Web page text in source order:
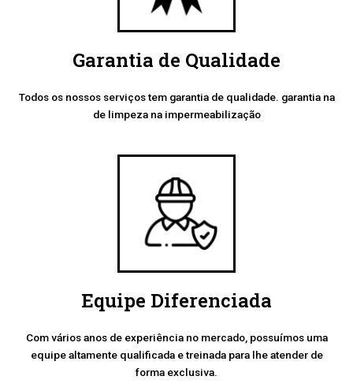
Garantia de Qualidade
Todos os nossos serviços tem garantia de qualidade. garantia na
de limpeza na impermeabilização
Equipe Diferenciada
Com vários anos de experiência no mercado, possuímos uma
equipe altamente qualificada e treinada para lhe atender de
forma exclusiva.